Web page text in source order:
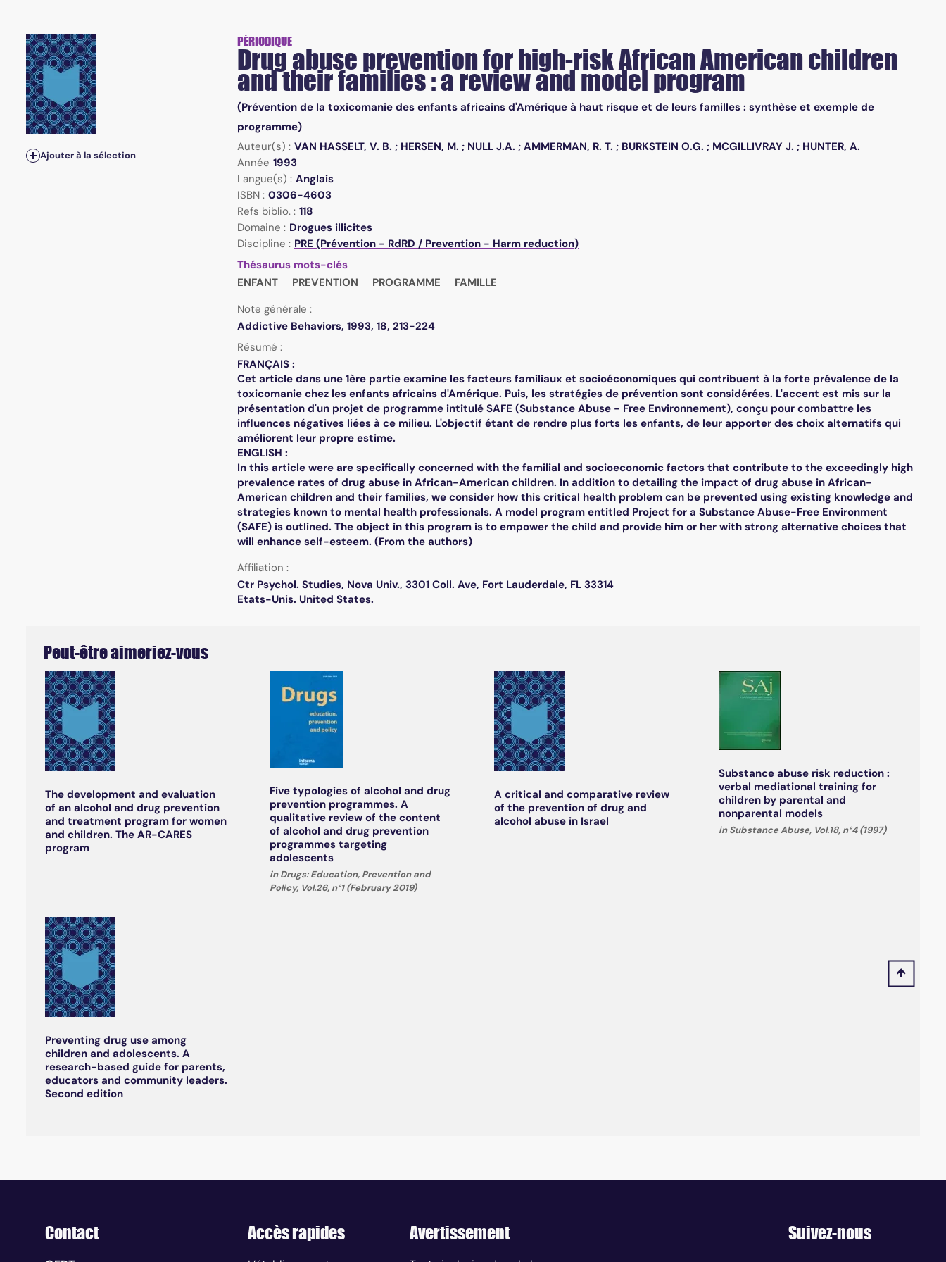
Ajouter à la sélection
PÉRIODIQUE
Drug abuse prevention for high-risk African American children
and their families : a review and model program
(Prévention de la toxicomanie des enfants africains d'Amérique à haut risque et de leurs familles : synthèse et exemple de
programme)
Auteur(s) : VAN HASSELT, V. B. ; HERSEN, M. ; NULL J.A. ; AMMERMAN, R. T. ; BURKSTEIN O.G. ; MCGILLIVRAY J. ; HUNTER, A.
Année 1993
Langue(s) : Anglais
ISBN : 0306-4603
Refs biblio. : 118
Domaine : Drogues illicites
Discipline : PRE (Prévention - RdRD / Prevention - Harm reduction)
Thésaurus mots-clés
ENFANT
PREVENTION PROGRAMME
FAMILLE
Note générale :
Addictive Behaviors, 1993, 18, 213-224
Résumé :
FRANÇAIS :
Cet article dans une 1ère partie examine les facteurs familiaux et socioéconomiques qui contribuent à la forte prévalence de la
toxicomanie chez les enfants africains d'Amérique. Puis, les stratégies de prévention sont considérées. L'accent est mis sur la
présentation d'un projet de programme intitulé SAFE (Substance Abuse - Free Environnement), conçu pour combattre les
influences négatives liées à ce milieu. L'objectif étant de rendre plus forts les enfants, de leur apporter des choix alternatifs qui
améliorent leur propre estime.
ENGLISH :
In this article were are specifically concerned with the familial and socioeconomic factors that contribute to the exceedingly high
prevalence rates of drug abuse in African-American children. In addition to detailing the impact of drug abuse in African-
American children and their families, we consider how this critical health problem can be prevented using existing knowledge and
strategies known to mental health professionals. A model program entitled Project for a Substance Abuse-Free Environment
(SAFE) is outlined. The object in this program is to empower the child and provide him or her with strong alternative choices that
will enhance self-esteem. (From the authors)
Affiliation :
Ctr Psychol. Studies, Nova Univ., 3301 Coll. Ave, Fort Lauderdale, FL 33314
Etats-Unis. United States.
Peut-être aimeriez-vous
The development and evaluation
of an alcohol and drug prevention
and treatment program for women
and children. The AR-CARES
program
Five typologies of alcohol and drug
prevention programmes. A
qualitative review of the content
of alcohol and drug prevention
programmes targeting
adolescents
in Drugs: Education, Prevention and
Policy, Vol.26, n°1 (February 2019)
A critical and comparative review
of the prevention of drug and
alcohol abuse in Israel
Substance abuse risk reduction :
verbal mediational training for
children by parental and
nonparental models
in Substance Abuse, Vol.18, n°4 (1997)
Preventing drug use among
children and adolescents. A
research-based guide for parents,
educators and community leaders.
Second edition
Contact Accès rapides Avertissement Suivez-nous